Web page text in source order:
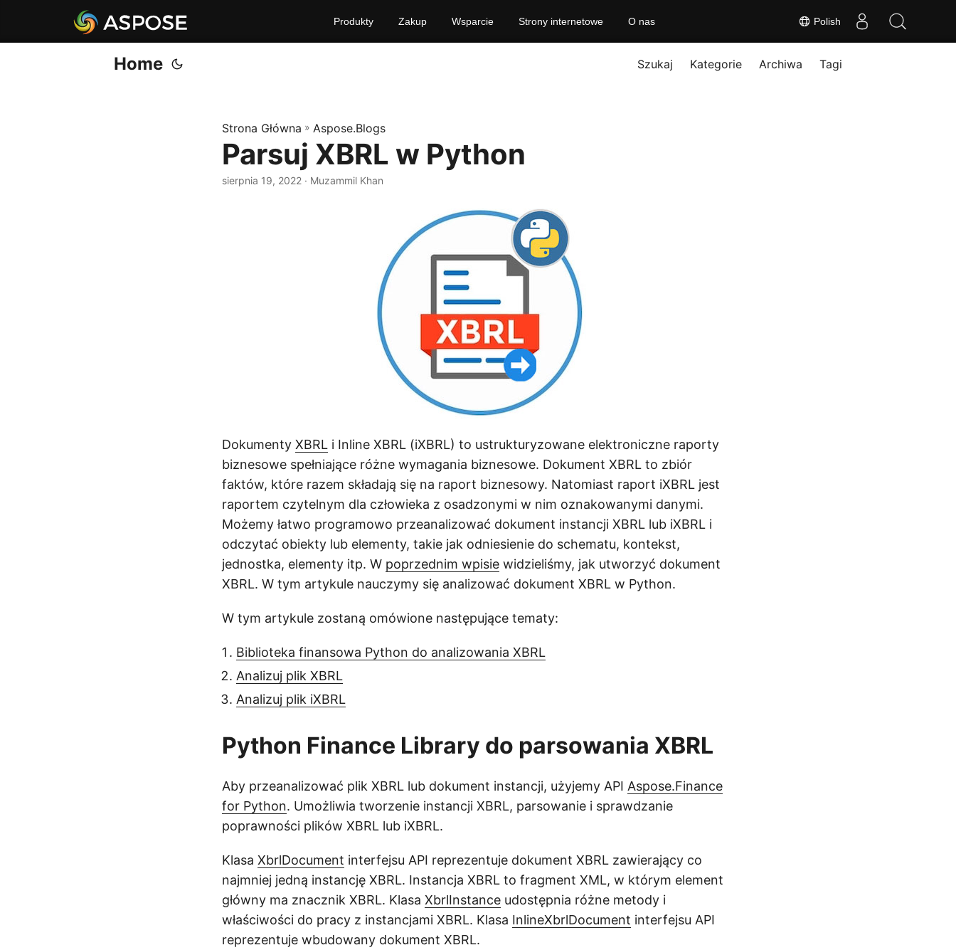
Polish
Produkty Zakup Wsparcie Strony internetowe O nas
Home Szukaj Kategorie Archiwa Tagi
Strona Główna » Aspose.Blogs
Parsuj XBRL w Python
sierpnia 19, 2022 · Muzammil Khan
Dokumenty XBRL i Inline XBRL (iXBRL) to ustrukturyzowane elektroniczne raporty
biznesowe spełniające różne wymagania biznesowe. Dokument XBRL to zbiór
faktów, które razem składają się na raport biznesowy. Natomiast raport iXBRL jest
raportem czytelnym dla człowieka z osadzonymi w nim oznakowanymi danymi.
Możemy łatwo programowo przeanalizować dokument instancji XBRL lub iXBRL i
odczytać obiekty lub elementy, takie jak odniesienie do schematu, kontekst,
jednostka, elementy itp. W poprzednim wpisie widzieliśmy, jak utworzyć dokument
XBRL. W tym artykule nauczymy się analizować dokument XBRL w Python.
W tym artykule zostaną omówione następujące tematy:
Biblioteka finansowa Python do analizowania XBRL
Analizuj plik XBRL
Analizuj plik iXBRL
Python Finance Library do parsowania XBRL
Aby przeanalizować plik XBRL lub dokument instancji, użyjemy API Aspose.Finance
for Python. Umożliwia tworzenie instancji XBRL, parsowanie i sprawdzanie
poprawności plików XBRL lub iXBRL.
Klasa XbrlDocument interfejsu API reprezentuje dokument XBRL zawierający co
najmniej jedną instancję XBRL. Instancja XBRL to fragment XML, w którym element
główny ma znacznik XBRL. Klasa XbrlInstance udostępnia różne metody i
właściwości do pracy z instancjami XBRL. Klasa InlineXbrlDocument interfejsu API
reprezentuje wbudowany dokument XBRL.